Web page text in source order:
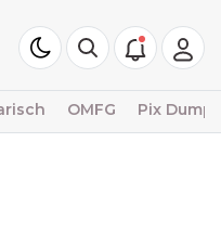
OMFG Pix Dump